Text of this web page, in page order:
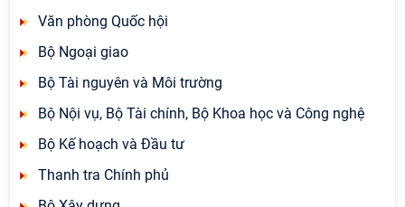
Văn phòng Quốc hội
Bộ Ngoại giao
Bộ Tài nguyên và Môi trường
Bộ Nội vụ, Bộ Tài chính, Bộ Khoa học và Công nghệ
Bộ Kế hoạch và Đầu tư
Thanh tra Chính phủ